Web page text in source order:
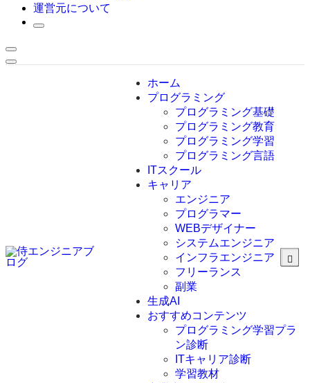
運営元について
ホーム
プログラミング
プログラミング基礎
プログラミング教育
プログラミング学習
プログラミング言語
C言語
C#
VBA
Go言語
Kotlin
Java
JavaScript
Swift
Ruby
ITスクール
キャリア
エンジニア
プログラマー
WEBデザイナー
システムエンジニア
インフラエンジニア
フリーランス
副業
生成AI
おすすめコンテンツ
プログラミング学習プラ
ン診断
ITキャリア診断
学習教材